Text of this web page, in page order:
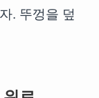
. 뚜껑을 덮